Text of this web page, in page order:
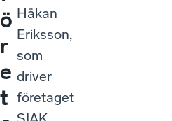
ö
r
e
t
Håkan
Eriksson,
som
driver
företaget